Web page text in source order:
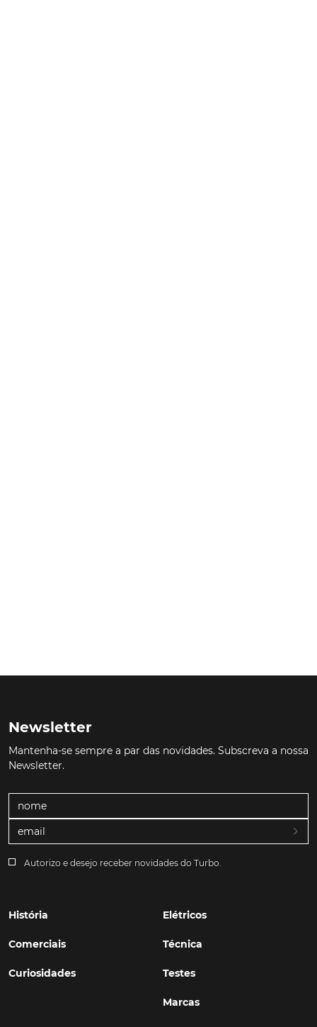
Newsletter
Mantenha-se sempre a par das novidades. Subscreva a nossa
Newsletter.
Autorizo e desejo receber novidades do Turbo.
História
Comerciais
Curiosidades
Elétricos
Técnica
Testes
Marcas